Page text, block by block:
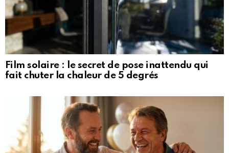
Film solaire : le secret de pose inattendu qui
fait chuter la chaleur de 5 degrés